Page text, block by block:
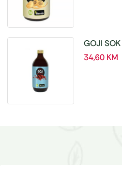
GOJI
ml
34,60 KM